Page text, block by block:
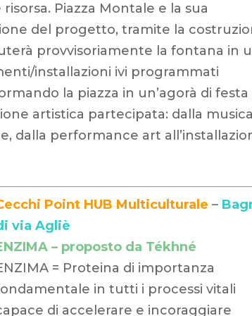
Piazza Montale e la sua
del progetto, tramite la
provvisoriamente la fontana in
installazioni ivi programmati
la piazza in un’agorà di festa
artistica partecipata: dalla musica
dalla performance art
Point HUB Multiculturale –
via Agliè
– proposto da Tékhné
= Proteina di importanza
in tutti i processi vitali
di accelerare e incoraggiare